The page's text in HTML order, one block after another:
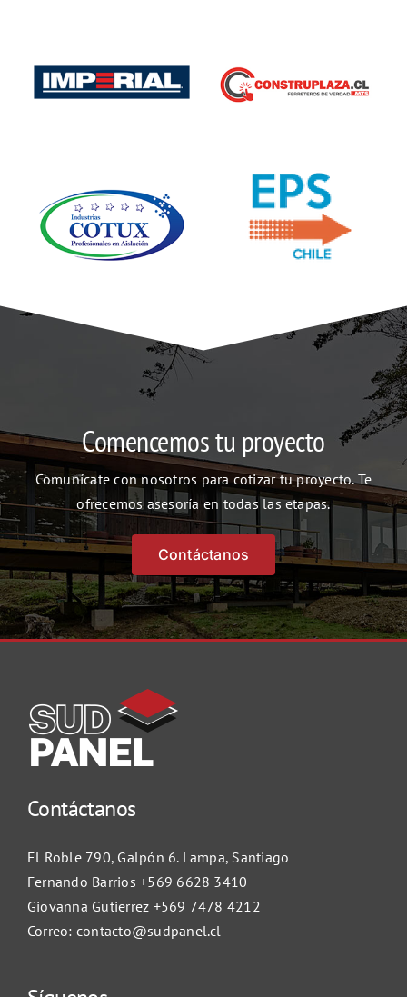
Comencemos tu proyecto
Comunícate con nosotros para cotizar tu proyecto. Te
ofrecemos asesoría en todas las etapas.
Contáctanos
Contáctanos
El Roble 790, Galpón 6. Lampa, Santiago
Fernando Barrios+569 6628 3410
Giovanna Gutierrez +569 7478 4212
Correo: contacto@sudpanel.cl